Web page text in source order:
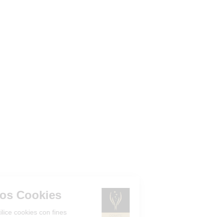
Gestión de los Cookies
¿Acepta que el sitio utilice cookies con fines